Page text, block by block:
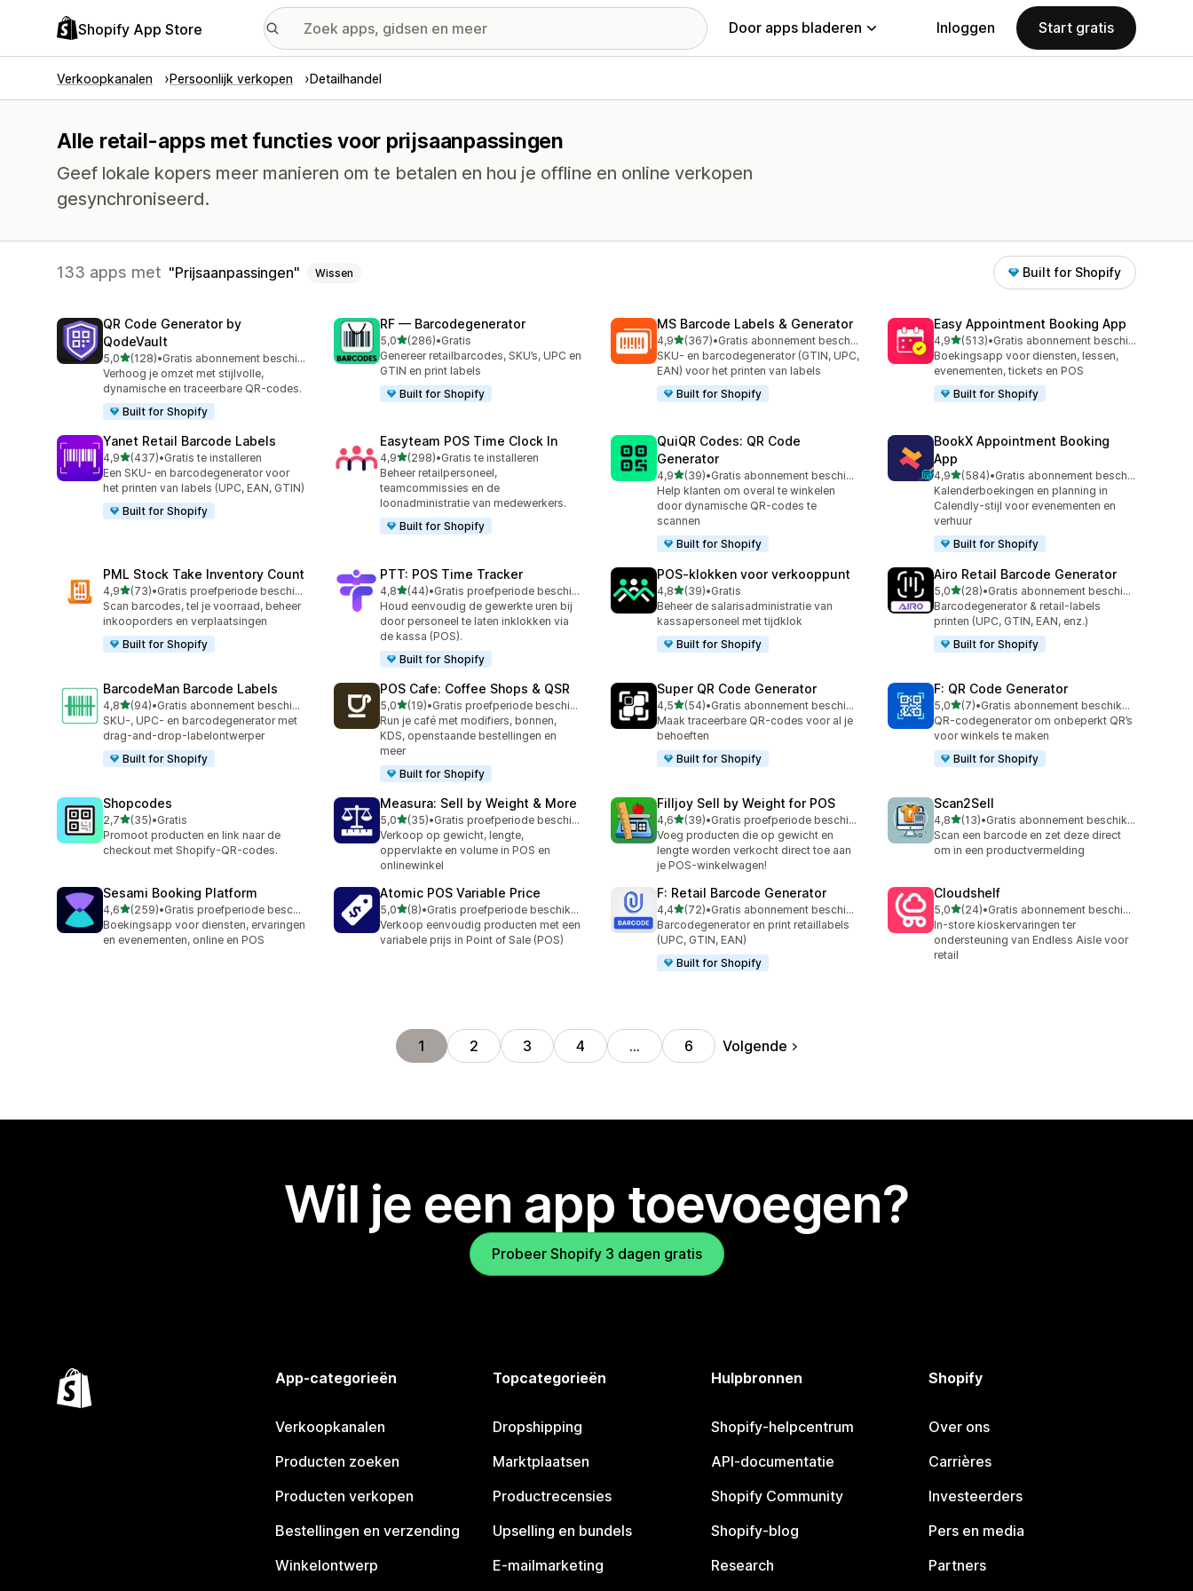
Shopify App Store Door apps bladeren Inloggen Start gratis
Verkoopkanalen Persoonlijk verkopen Detailhandel
Alle retail-apps met functies voor prijsaanpassingen
Geef lokale kopers meer manieren om te betalen en hou je offline en online verkopen
gesynchroniseerd.
133 apps met Prijsaanpassingen Wissen Built for Shopify
QR Code Generator by
QodeVault
5,0van 5 sterren
(128)
128 recensies in totaal
•
Gratis abonnement beschikbaar
Verhoog je omzet met stijlvolle,
dynamische en traceerbare QR-codes.
Built for Shopify
RF — Barcodegenerator
5,0van 5 sterren
(286)
286 recensies in totaal
•Gratis
Genereer retailbarcodes, SKU’s, UPC en
GTIN en print labels
Built for Shopify
MS Barcode Labels & Generator
4,9van 5 sterren
(367)
367 recensies in totaal
•
Gratis abonnement beschikbaar
SKU- en barcodegenerator (GTIN, UPC,
EAN) voor het printen van labels
Built for Shopify
Easy Appointment Booking App
4,9van 5 sterren
(513)
513 recensies in totaal
•
Gratis abonnement beschikbaar
Boekingsapp voor diensten, lessen,
evenementen, tickets en POS
Built for Shopify
Yanet Retail Barcode Labels
4,9van 5 sterren
(437)
437 recensies in totaal
•Gratis te installeren
Een SKU- en barcodegenerator voor
het printen van labels (UPC, EAN, GTIN)
Built for Shopify
Easyteam POS Time Clock In
4,9van 5 sterren
(298)
298 recensies in totaal
•Gratis te installeren
Beheer retailpersoneel,
teamcommissies en de
loonadministratie van medewerkers.
Built for Shopify
QuiQR Codes: QR Code
Generator
4,9van 5 sterren
(39)
39 recensies in totaal
•
Gratis abonnement beschikbaar
Help klanten om overal te winkelen
door dynamische QR-codes te
scannen
Built for Shopify
BookX Appointment Booking
App
4,9van 5 sterren
(584)
584 recensies in totaal
•
Gratis abonnement beschikbaar
Kalenderboekingen en planning in
Calendly-stijl voor evenementen en
verhuur
Built for Shopify
PML Stock Take Inventory Count
4,9van 5 sterren
(73)
73 recensies in totaal
•
Gratis proefperiode beschikbaar
Scan barcodes, tel je voorraad, beheer
inkooporders en verplaatsingen
Built for Shopify
PTT: POS Time Tracker
4,8van 5 sterren
(44)
44 recensies in totaal
•
Gratis proefperiode beschikbaar
Houd eenvoudig de gewerkte uren bij
door personeel te laten inklokken via
de kassa (POS).
Built for Shopify
POS‑klokken voor verkooppunt
4,8van 5 sterren
(39)
39 recensies in totaal
•Gratis
Beheer de salarisadministratie van
kassapersoneel met tijdklok
Built for Shopify
Airo Retail Barcode Generator
5,0van 5 sterren
(28)
28 recensies in totaal
•
Gratis abonnement beschikbaar
Barcodegenerator & retail-labels
printen (UPC, GTIN, EAN, enz.)
Built for Shopify
BarcodeMan Barcode Labels
4,8van 5 sterren
(94)
94 recensies in totaal
•
Gratis abonnement beschikbaar
SKU-, UPC- en barcodegenerator met
drag-and-drop-labelontwerper
Built for Shopify
POS Cafe: Coffee Shops & QSR
5,0van 5 sterren
(19)
19 recensies in totaal
•
Gratis proefperiode beschikbaar
Run je café met modifiers, bonnen,
KDS, openstaande bestellingen en
meer
Built for Shopify
Super QR Code Generator
4,5van 5 sterren
(54)
54 recensies in totaal
•
Gratis abonnement beschikbaar
Maak traceerbare QR-codes voor al je
behoeften
Built for Shopify
F: QR Code Generator
5,0van 5 sterren
(7)
7 recensies in totaal
•
Gratis abonnement beschikbaar
QR-codegenerator om onbeperkt QR’s
voor winkels te maken
Built for Shopify
Shopcodes
2,7van 5 sterren
(35)
35 recensies in totaal
•Gratis
Promoot producten en link naar de
checkout met Shopify-QR-codes.
Measura: Sell by Weight & More
5,0van 5 sterren
(35)
35 recensies in totaal
•
Gratis proefperiode beschikbaar
Verkoop op gewicht, lengte,
oppervlakte en volume in POS en
onlinewinkel
Filljoy Sell by Weight for POS
4,6van 5 sterren
(39)
39 recensies in totaal
•
Gratis proefperiode beschikbaar
Voeg producten die op gewicht en
lengte worden verkocht direct toe aan
je POS-winkelwagen!
Scan2Sell
4,8van 5 sterren
(13)
13 recensies in totaal
•
Gratis abonnement beschikbaar
Scan een barcode en zet deze direct
om in een productvermelding
Sesami Booking Platform
4,6van 5 sterren
(259)
259 recensies in totaal
•
Gratis proefperiode beschikbaar
Boekingsapp voor diensten, ervaringen
en evenementen, online en POS
Atomic POS Variable Price
5,0van 5 sterren
(8)
8 recensies in totaal
•
Gratis proefperiode beschikbaar
Verkoop eenvoudig producten met een
variabele prijs in Point of Sale (POS)
F: Retail Barcode Generator
4,4van 5 sterren
(72)
72 recensies in totaal
•
Gratis abonnement beschikbaar
Barcodegenerator en print retaillabels
(UPC, GTIN, EAN)
Built for Shopify
Cloudshelf
5,0van 5 sterren
(24)
24 recensies in totaal
•
Gratis abonnement beschikbaar
In-store kioskervaringen ter
ondersteuning van Endless Aisle voor
retail
1 2 3 4 … 6 Volgende
Wil je een app toevoegen?
Probeer Shopify 3 dagen gratis
App-categorieën
Verkoopkanalen
Producten zoeken
Producten verkopen
Bestellingen en verzending
Winkelontwerp
Topcategorieën
Dropshipping
Marktplaatsen
Productrecensies
Upselling en bundels
E-mailmarketing
Hulpbronnen
Shopify-helpcentrum
API-documentatie
Shopify Community
Shopify-blog
Research
Shopify
Over ons
Carrières
Investeerders
Pers en media
Partners